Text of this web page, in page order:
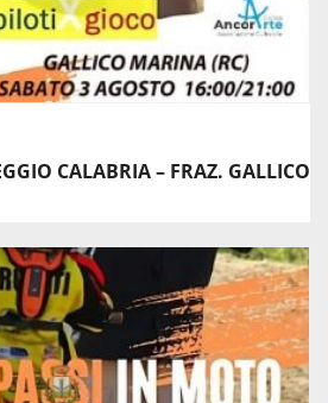
CALABRIA – FRAZ. GALLICO